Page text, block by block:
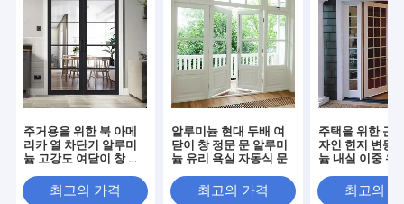
주거용을 위한 북 아메
리카 열 차단기 알루미
늄 고강도 여닫이 창 유
최고의 가격
알루미늄 현대 두배 여
닫이 창 정문 문 알루미
늄 유리 욕실 자동식 문
최고의 가격
주택을 위한 근
자인 힌지 변동
늄 내실 이중 유
최고의